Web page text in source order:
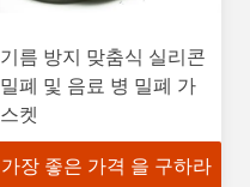
기름 방지 맞춤식 실리콘
밀폐 및 음료 병 밀폐 가
스켓
가장 좋은 가격 을 구하라